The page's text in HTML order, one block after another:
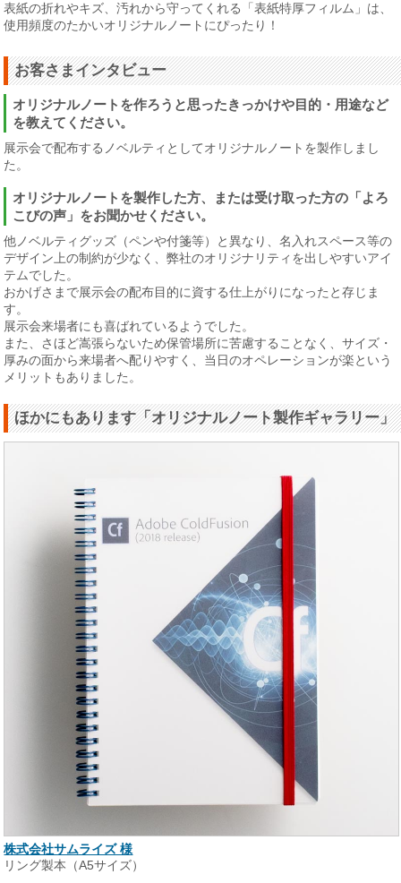
表紙の折れやキズ、汚れから守ってくれる「表紙特厚フィルム」は、
使用頻度のたかいオリジナルノートにぴったり！
お客さまインタビュー
オリジナルノートを作ろうと思ったきっかけや目的・用途など
を教えてください。
展示会で配布するノベルティとしてオリジナルノートを製作しまし
た。
オリジナルノートを製作した方、または受け取った方の「よろ
こびの声」をお聞かせください。
他ノベルティグッズ（ペンや付箋等）と異なり、名入れスペース等の
デザイン上の制約が少なく、弊社のオリジナリティを出しやすいアイ
テムでした。
おかげさまで展示会の配布目的に資する仕上がりになったと存じま
す。
展示会来場者にも喜ばれているようでした。
また、さほど嵩張らないため保管場所に苦慮することなく、サイズ・
厚みの面から来場者へ配りやすく、当日のオペレーションが楽という
メリットもありました。
ほかにもあります「オリジナルノート製作ギャラリー」
株式会社サムライズ 様
リング製本（A5サイズ）